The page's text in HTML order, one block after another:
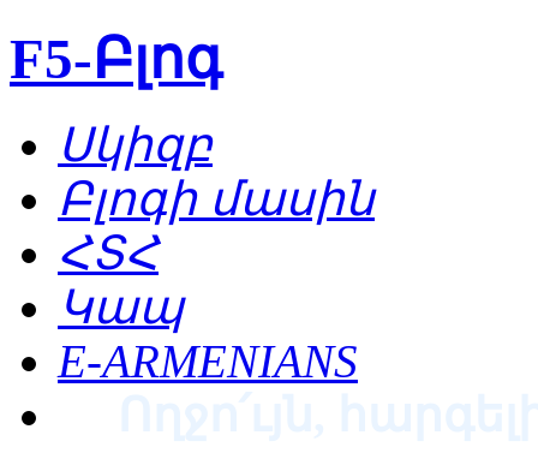
F5-Բլոգ
Սկիզբ
Բլոգի մասին
ՀՏՀ
Կապ
E-ARMENIANS